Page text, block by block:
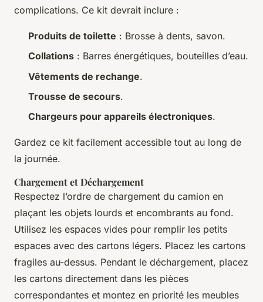
complications. Ce kit devrait inclure :
Produits de toilette : Brosse à dents, savon.
Collations : Barres énergétiques, bouteilles d’eau.
Vêtements de rechange.
Trousse de secours.
Chargeurs pour appareils électroniques.
Gardez ce kit facilement accessible tout au long de
la journée.
Chargement et Déchargement
Respectez l’ordre de chargement du camion en
plaçant les objets lourds et encombrants au fond.
Utilisez les espaces vides pour remplir les petits
espaces avec des cartons légers. Placez les cartons
fragiles au-dessus. Pendant le déchargement, placez
les cartons directement dans les pièces
correspondantes et montez en priorité les meubles